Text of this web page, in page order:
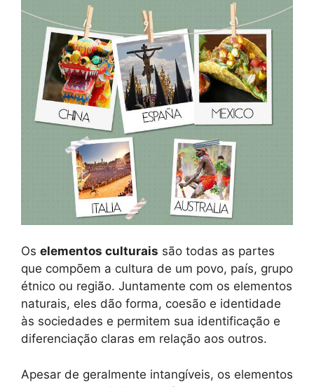
Os elementos culturais são todas as partes
que compõem a cultura de um povo, país, grupo
étnico ou região. Juntamente com os elementos
naturais, eles dão forma, coesão e identidade
às sociedades e permitem sua identificação e
diferenciação claras em relação aos outros.
Apesar de geralmente intangíveis, os elementos